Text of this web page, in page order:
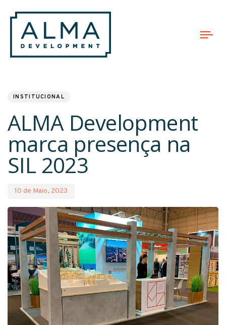
INSTITUCIONAL
ALMA Development
marca presença na
SIL 2023
10 de Maio, 2023